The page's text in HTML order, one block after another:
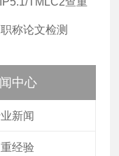
称论文检测
中心
新闻
经验